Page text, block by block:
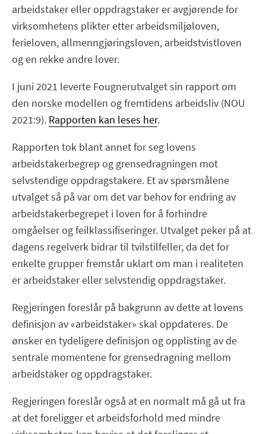
arbeidstaker eller oppdragstaker er avgjørende for
virksomhetens plikter etter arbeidsmiljøloven,
ferieloven, allmenngjøringsloven, arbeidstvistloven
og en rekke andre lover.
I juni 2021 leverte Fougnerutvalget sin rapport om
den norske modellen og fremtidens arbeidsliv (NOU
2021:9). Rapporten kan leses her.
Rapporten tok blant annet for seg lovens
arbeidstakerbegrep og grensedragningen mot
selvstendige oppdragstakere. Et av spørsmålene
utvalget så på var om det var behov for endring av
arbeidstakerbegrepet i loven for å forhindre
omgåelser og feilklassifiseringer. Utvalget peker på at
dagens regelverk bidrar til tvilstilfeller, da det for
enkelte grupper fremstår uklart om man i realiteten
er arbeidstaker eller selvstendig oppdragstaker.
Regjeringen foreslår på bakgrunn av dette at lovens
definisjon av «arbeidstaker» skal oppdateres. De
ønsker en tydeligere definisjon og opplisting av de
sentrale momentene for grensedragning mellom
arbeidstaker og oppdragstaker.
Regjeringen foreslår også at en normalt må gå ut fra
at det foreligger et arbeidsforhold med mindre